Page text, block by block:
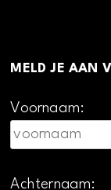
MELD JE AAN
Voornaam:
Achternaam: